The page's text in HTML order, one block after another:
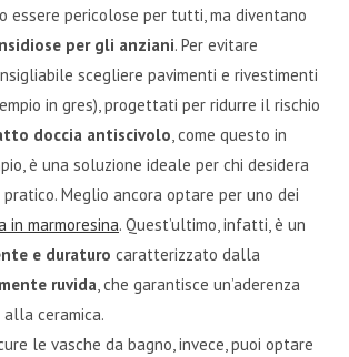
essere pericolose per tutti, ma diventano
per gli anziani. Per evitare
scegliere pavimenti e rivestimenti
in gres), progettati per ridurre il rischio
doccia antiscivolo , come questo in
è una soluzione ideale per chi desidera
Meglio ancora optare per uno dei
in marmoresina. Quest’ultimo, infatti, è un
e duraturo caratterizzato dalla
ruvida , che garantisce un’aderenza
ceramica.
le vasche da bagno, invece, puoi optare